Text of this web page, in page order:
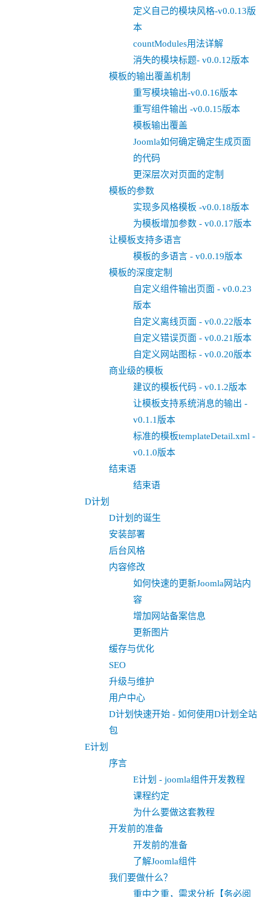
定义自己的模块风格-v0.0.13版
本
countModules用法详解
消失的模块标题- v0.0.12版本
模板的输出覆盖机制
重写模块输出-v0.0.16版本
重写组件输出 -v0.0.15版本
模板输出覆盖
Joomla如何确定确定生成页面
的代码
更深层次对页面的定制
模板的参数
实现多风格模板 -v0.0.18版本
为模板增加参数 - v0.0.17版本
让模板支持多语言
模板的多语言 - v0.0.19版本
模板的深度定制
自定义组件输出页面 - v0.0.23
版本
自定义离线页面 - v0.0.22版本
自定义错误页面 - v0.0.21版本
自定义网站图标 - v0.0.20版本
商业级的模板
建议的模板代码 - v0.1.2版本
让模板支持系统消息的输出 -
v0.1.1版本
标准的模板templateDetail.xml -
v0.1.0版本
结束语
结束语
D计划
D计划的诞生
安装部署
后台风格
内容修改
如何快速的更新Joomla网站内
容
增加网站备案信息
更新图片
缓存与优化
SEO
升级与维护
用户中心
D计划快速开始 - 如何使用D计划全站
包
E计划
序言
E计划 - joomla组件开发教程
课程约定
为什么要做这套教程
开发前的准备
开发前的准备
了解Joomla组件
我们要做什么？
重中之重，需求分析【务必阅